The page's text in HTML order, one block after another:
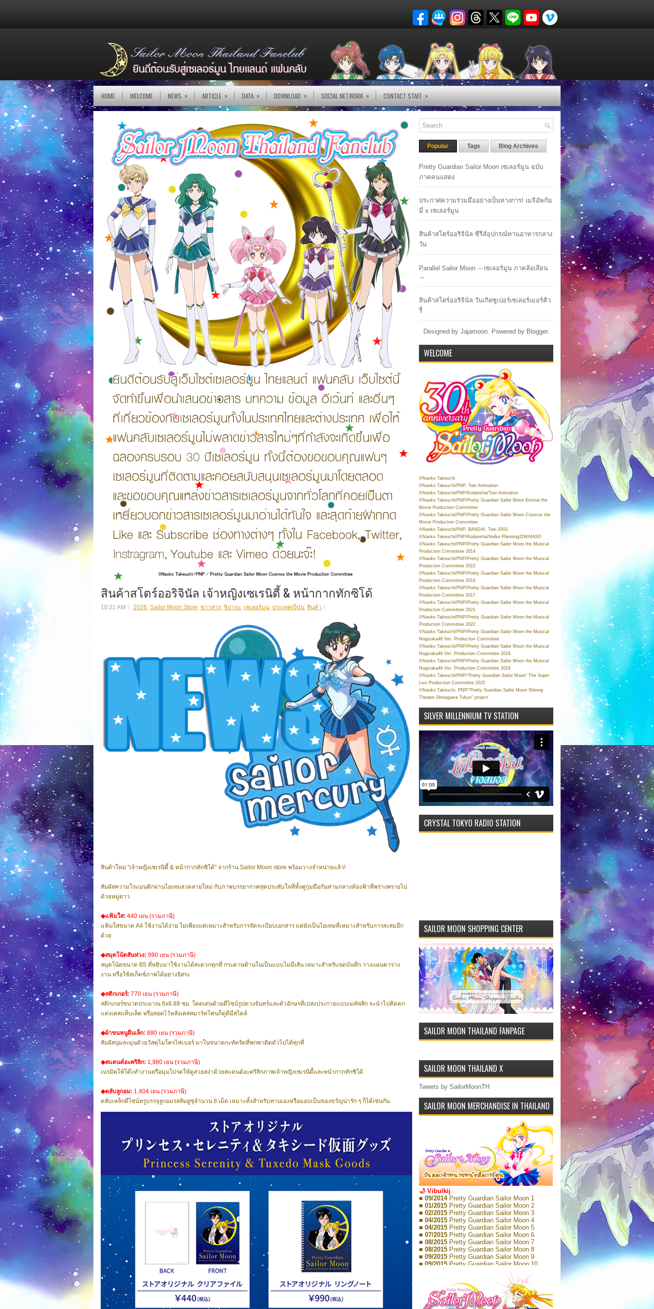
HOME WELCOME NEWS » ARTICLE » DATA » DOWNLOAD » SOCIAL NETWORK » CONTACT STAFF »
สินค้าสโตร์ออริจินัล เจ้าหญิงเซเรนิตี้ & หน้ากากทักซิโด้
10:21 AM 2026, Sailor Moon Store, ข่าวสาร, จิปาถะ, เซเลอร์มูน, ประเทศญี่ปุ่น, สินค้า
สินค้าใหม่ "เจ้าหญิงเซเรนิตี้ & หน้ากากทักซิโด้" จากร้าน Sailor Moon store พร้อมวางจำหน่ายแล้ว!
สัมผัสความโรแมนติกผ่านไอเทมลวดลายใหม่ กับภาพบรรยากาศสุดประทับใจที่ทั้งคู่กุมมือกันท่ามกลางท้องฟ้าที่พร่างพรายไป
ด้วยหมู่ดาว
◆แฟ้มใส: 440 เยน (รวมภาษี)
แฟ้มใสขนาด A4 ใช้งานได้ง่าย ไม่เพียงแต่เหมาะสำหรับการจัดระเบียบเอกสาร แต่ยังเป็นไอเทมที่เหมาะสำหรับการสะสมอีก
ด้วย
◆สมุดโน้ตสันห่วง: 990 เยน (รวมภาษี)
สมุดโน้ตขนาด B5 ที่หยิบมาใช้งานได้สะดวกทุกที่ กระดาษด้านในเป็นแบบไม่มีเส้น เหมาะสำหรับจดบันทึก วางแผนตาราง
งาน หรือใช้สเก็ตช์ภาพได้อย่างอิสระ
◆สติกเกอร์: 770 เยน (รวมภาษี)
สติกเกอร์ขนาดประมาณ 6x8.88 ซม. โดดเด่นด้วยดีไซน์รูปดวงจันทร์และตัวอักษรที่เปล่งประกายแบบเมทัลลิก จะนำไปติดตก
แต่งเคสแท็บเล็ต หรือสอดไว้หลังเคสสมาร์ทโฟนก็ดูดีมีสไตล์
◆ผ้าขนหนูผืนเล็ก: 880 เยน (รวมภาษี)
สัมผัสนุ่มละมุนด้วยวัสดุไมโครไฟเบอร์ มาในขนาดกะทัดรัดที่พกพาติดตัวไปได้ทุกที่
◆สแตนด์อะคริลิก: 1,980 เยน (รวมภาษี)
เนรมิตให้โต๊ะทำงานหรือมุมโปรดให้ดูสวยสง่าด้วยสแตนด์อะคริลิกภาพเจ้าหญิงเซเรนิตี้และหน้ากากทักซิโด้
◆ตลับลูกอม: 1,404 เยน (รวมภาษี)
ตลับเหล็กดีไซน์หรูบรรจุลูกอมรสส้มยูซุจำนวน 8 เม็ด เหมาะทั้งสำหรับทานเองหรือมอบเป็นของขวัญน่ารัก ๆ ก็ได้เช่นกัน
Popular Tags Blog Archives
Pretty Guardian Sailor Moon เซเลอร์มูน ฉบับ
ภาคคนแสดง
ประกาศความร่วมมืออย่างเป็นทางการ! เมจิอัพกัม
มี่ x เซเลอร์มูน
สินค้าสโตร์ออริจินัล ซีรีส์อุปกรณ์ทานอาหารกลาง
วัน
Parallel Sailor Moon ～เซเลอร์มูน ภาคล้อเลียน
～
สินค้าสโตร์ออริจินัล วันเกิดซูเปอร์เซเลอร์เมอร์คิว
รี่
Designed by Jajamoon. Powered by Blogger.
WELCOME
©Naoko Takeuchi
©Naoko Takeuchi/PNP, Toei Animation
©Naoko Takeuchi/PNP/Kodansha/Toei Animation
©Naoko Takeuchi/PNP/Pretty Guardian Sailor Moon Eternal the
Movie Production Committee
©Naoko Takeuchi/PNP/Pretty Guardian Sailor Moon Cosmos the
Movie Production Committee
©Naoko Takeuchi/PNP, BANDAI, Toei 2003
©Naoko Takeuchi/PNP/Kodansha/Nelke Planning/DWANGO
©Naoko Takeuchi/PNP/Pretty Guardian Sailor Moon the Musical
Production Committee 2014
©Naoko Takeuchi/PNP/Pretty Guardian Sailor Moon the Musical
Production Committee 2015
©Naoko Takeuchi/PNP/Pretty Guardian Sailor Moon the Musical
Production Committee 2016
©Naoko Takeuchi/PNP/Pretty Guardian Sailor Moon the Musical
Production Committee 2017
©Naoko Takeuchi/PNP/Pretty Guardian Sailor Moon the Musical
Production Committee 2021
©Naoko Takeuchi/PNP/Pretty Guardian Sailor Moon the Musical
Production Committee 2022
©Naoko Takeuchi/PNP/Pretty Guardian Sailor Moon the Musical
Nogizaka46 Ver. Production Committee
©Naoko Takeuchi/PNP/Pretty Guardian Sailor Moon the Musical
Nogizaka46 Ver. Production Committee 2019
©Naoko Takeuchi/PNP/Pretty Guardian Sailor Moon the Musical
Nogizaka46 Ver. Production Committee 2024
©Naoko Takeuchi/PNP/“Pretty Guardian Sailor Moon” The Super
Live Production Committee 2025
©Naoko Takeuchi, PNP/“Pretty Guardian Sailor Moon Shining
Theater Shinagawa Tokyo” project
SILVER MILLENNIUM TV STATION
CRYSTAL TOKYO RADIO STATION
SAILOR MOON SHOPPING CENTER
SAILOR MOON THAILAND FANPAGE
SAILOR MOON THAILAND X
Tweets by SailorMoonTH
SAILOR MOON MERCHANDISE IN THAILAND
🌙 Vibulkij
■ 09/2014 Pretty Guardian Sailor Moon 1
■ 01/2015 Pretty Guardian Sailor Moon 2
■ 02/2015 Pretty Guardian Sailor Moon 3
■ 04/2015 Pretty Guardian Sailor Moon 4
■ 04/2015 Pretty Guardian Sailor Moon 5
■ 07/2015 Pretty Guardian Sailor Moon 6
■ 08/2015 Pretty Guardian Sailor Moon 7
■ 08/2015 Pretty Guardian Sailor Moon 8
■ 09/2015 Pretty Guardian Sailor Moon 9
■ 09/2015 Pretty Guardian Sailor Moon 10
Pretty Guardian Sailor Moon 11
Pretty Guardian Sailor Moon 12
Pretty Guardian Sailor Moon Short
Stories 1
■ 09/2018Pretty Guardian Sailor Moon Short